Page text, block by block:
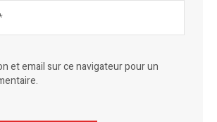
et email sur ce navigateur pour un